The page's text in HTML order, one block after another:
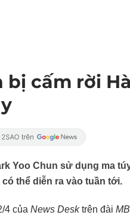
bị cấm rời
Yoo Chun sử dụng ma
thể diễn ra vào tuần tới.
4 của News Desktrên đài